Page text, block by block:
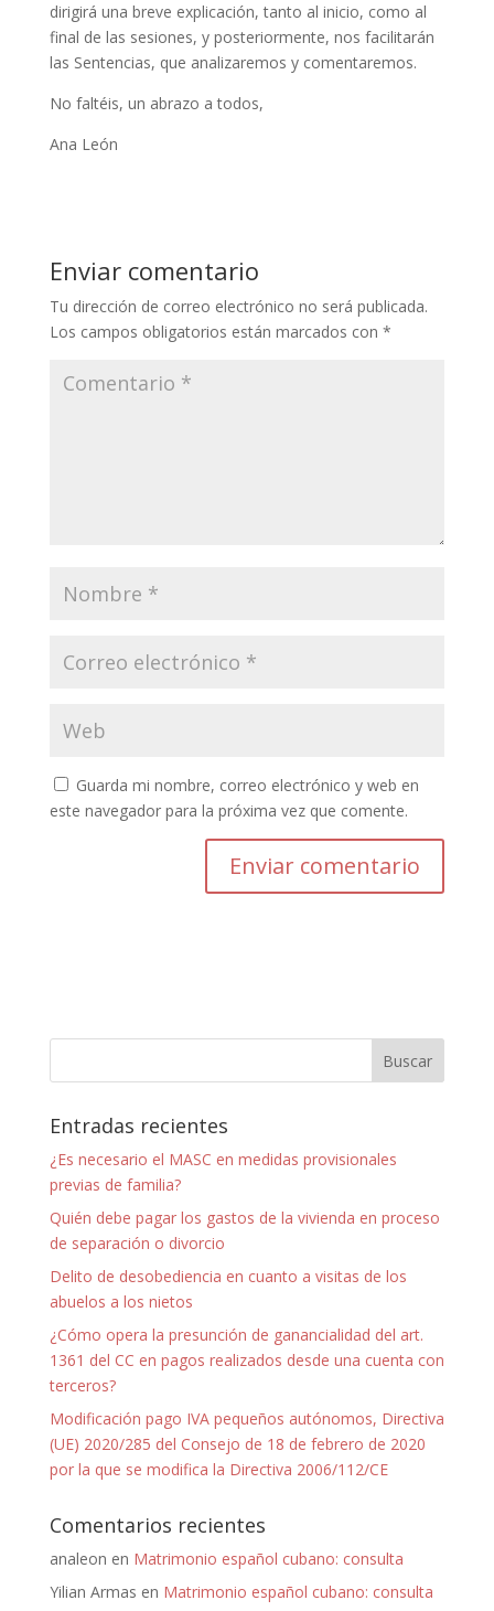
dirigirá una breve explicación, tanto al inicio, como al
final de las sesiones, y posteriormente, nos facilitarán
las Sentencias, que analizaremos y comentaremos.
No faltéis, un abrazo a todos,
Ana León
Enviar comentario
Tu dirección de correo electrónico no será publicada.
Los campos obligatorios están marcados con *
Guarda mi nombre, correo electrónico y web en
este navegador para la próxima vez que comente.
Entradas recientes
¿Es necesario el MASC en medidas provisionales
previas de familia?
Quién debe pagar los gastos de la vivienda en proceso
de separación o divorcio
Delito de desobediencia en cuanto a visitas de los
abuelos a los nietos
¿Cómo opera la presunción de ganancialidad del art.
1361 del CC en pagos realizados desde una cuenta con
terceros?
Modificación pago IVA pequeños autónomos, Directiva
(UE) 2020/285 del Consejo de 18 de febrero de 2020
por la que se modifica la Directiva 2006/112/CE
Comentarios recientes
analeon en Matrimonio español cubano: consulta
Yilian Armas en Matrimonio español cubano: consulta